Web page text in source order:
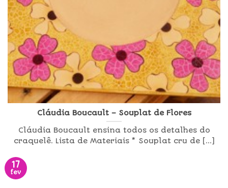
Cláudia Boucault – Souplat de Flores
Cláudia Boucault ensina todos os detalhes do
craquelê. Lista de Materiais * Souplat cru de [...]
17
fev